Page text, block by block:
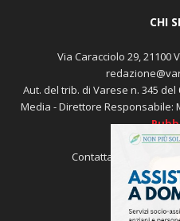
CHI
Via Caracciolo 29, 21100
Aut. del trib. di Varese n. 345
Media - Direttore Responsabile:
Contattaci: